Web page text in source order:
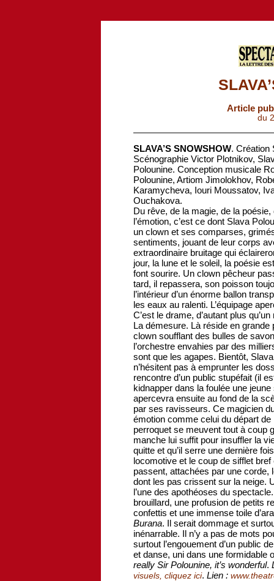
Article
du
SLAVA’S SNOWSHOW. Création
Scénographie Victor Plotnikov,
Polounine. Conception musicale
Polounine, Artiom Jimolokhov,
Karamycheva, Iouri Moussatov,
Ouchakova.
Du rêve, de la magie, de la
l’émotion, c’est ce dont Slava
un clown et ses comparses,
sentiments, jouant de leur corps
extraordinaire bruitage qui
jour, la lune et le soleil, la poésie
font sourire. Un clown pêcheur
tard, il repassera, son poisson
l’intérieur d’un énorme ballon
les eaux au ralenti. L’équipage
C’est le drame, d’autant plus
La démesure. Là réside en
clown soufflant des bulles de
l’orchestre envahies par des
sont que les agapes. Bientôt,
n’hésitent pas à emprunter les
rencontre d’un public stupéfait (il
kidnapper dans la foulée une
apercevra ensuite au fond de la
par ses ravisseurs. Ce magicien
émotion comme celui du départ de
perroquet se meuvent tout à coup
manche lui suffit pour insuffler la
quitte et qu’il serre une dernière
locomotive et le coup de sifflet
passent, attachées par une
dont les pas crissent sur la neige.
l’une des apothéoses du
brouillard, une profusion de petits
confettis et une immense toile
Burana. Il serait dommage et
inénarrable. Il n’y a pas de mots
surtout l’engouement d’un public
et danse, uni dans une formidable
really Sir Polounine, it’s wonderful.
visuels, cliquez ici. Lien :